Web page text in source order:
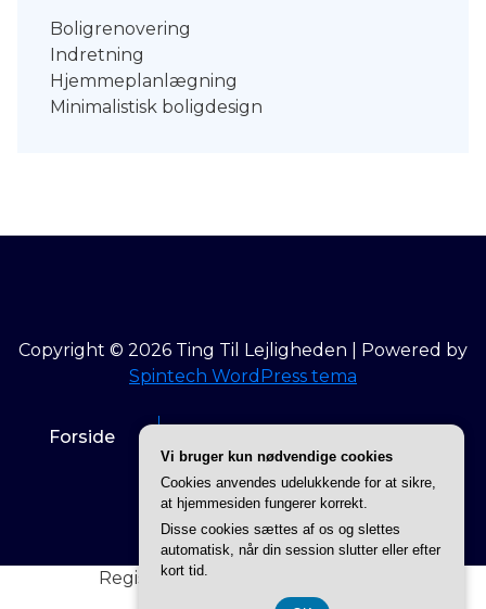
Boligrenovering
Indretning
Hjemmeplanlægning
Minimalistisk boligdesign
Copyright © 2026 Ting Til Lejligheden | Powered by
Spintech WordPress tema
Forside
Privatlivspolitik
Registreringsnummer 3740 7739
Vi bruger kun nødvendige cookies
Cookies anvendes udelukkende for at sikre,
at hjemmesiden fungerer korrekt.
Disse cookies sættes af os og slettes
automatisk, når din session slutter eller efter
kort tid.